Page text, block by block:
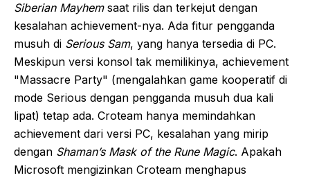
Siberian Mayhemsaat rilis dan terkejut dengan
kesalahan achievement-nya. Ada fitur pengganda
musuh di Serious Sam, yang hanya tersedia di PC.
Meskipun versi konsol tak memilikinya, achievement
"Massacre Party" (mengalahkan game kooperatif di
mode Serious dengan pengganda musuh dua kali
lipat) tetap ada. Croteam hanya memindahkan
achievement dari versi PC, kesalahan yang mirip
dengan Shaman’s Mask of the Rune Magic. Apakah
Microsoft mengizinkan Croteam menghapus